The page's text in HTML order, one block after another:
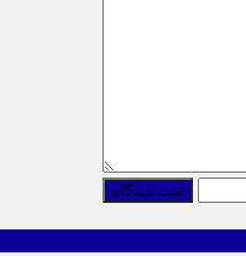
ثبت دیدگاه